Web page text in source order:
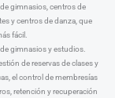
gimnasios, centros de
y centros de danza, que
fácil.
gimnasios y estudios.
de reservas de clases y
el control de membresías
retención y recuperación